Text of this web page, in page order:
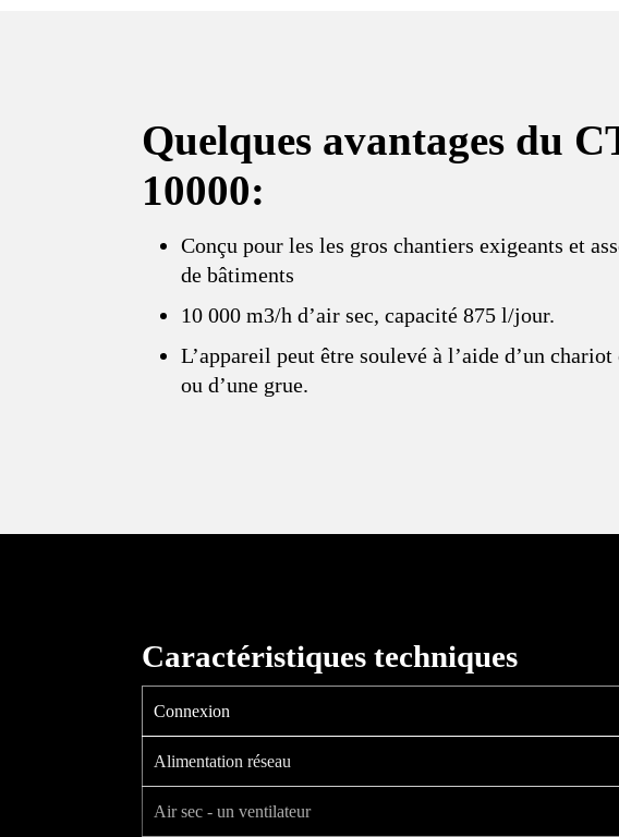
Quelques avantages du
10000:
Conçu pour les les gros chantiers exigeants et
de bâtiments
10 000 m3/h d’air sec, capacité 875 l/jour.
L’appareil peut être soulevé à l’aide d’un
ou d’une grue.
Caractéristiques techniques
Connexion
Alimentation réseau
Air sec - un ventilateur